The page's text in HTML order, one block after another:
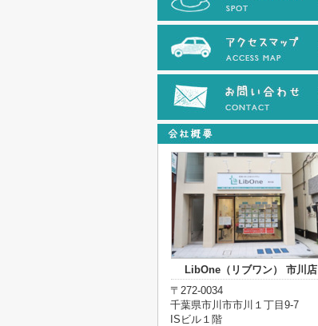
LibOne（リブワン） 市川店
〒272-0034
千葉県市川市市川１丁目9-7
ISビル１階